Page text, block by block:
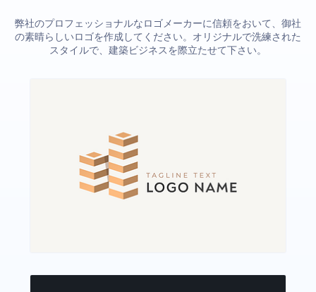
弊社のプロフェッショナルなロゴメーカーに信頼をおいて、御社
の素晴らしいロゴを作成してください。オリジナルで洗練された
スタイルで、建築ビジネスを際立たせて下さい。